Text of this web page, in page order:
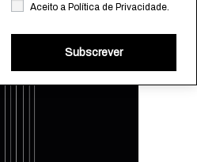
Aceito a Política de Privacidade
Subscrever